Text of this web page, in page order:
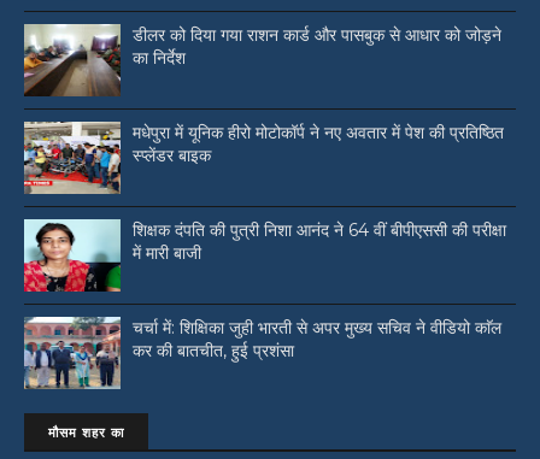
डीलर को दिया गया राशन कार्ड और पासबुक से आधार को जोड़ने
का निर्देश
मधेपुरा में यूनिक हीरो मोटोकॉर्प ने नए अवतार में पेश की प्रतिष्ठित
स्प्लेंडर बाइक
शिक्षक दंपति की पुत्री निशा आनंद ने 64 वीं बीपीएससी की परीक्षा
में मारी बाजी
चर्चा में: शिक्षिका जुही भारती से अपर मुख्य सचिव ने वीडियो काॅल
कर की बातचीत, हुई प्रशंसा
मौसम शहर का